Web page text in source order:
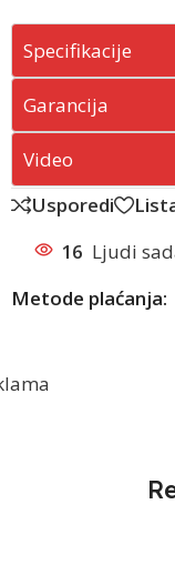
Specifikacije
Garancija
Video
Usporedi
16 Ljudi
Metode plaćanja: